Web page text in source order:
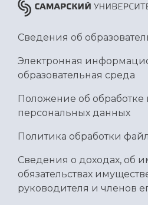
Сведения об
Электронная
образовательная среда
Положение об обработке
персональных данных
Политика обработки
Сведения о доходах, об
обязательствах
руководителя и членов